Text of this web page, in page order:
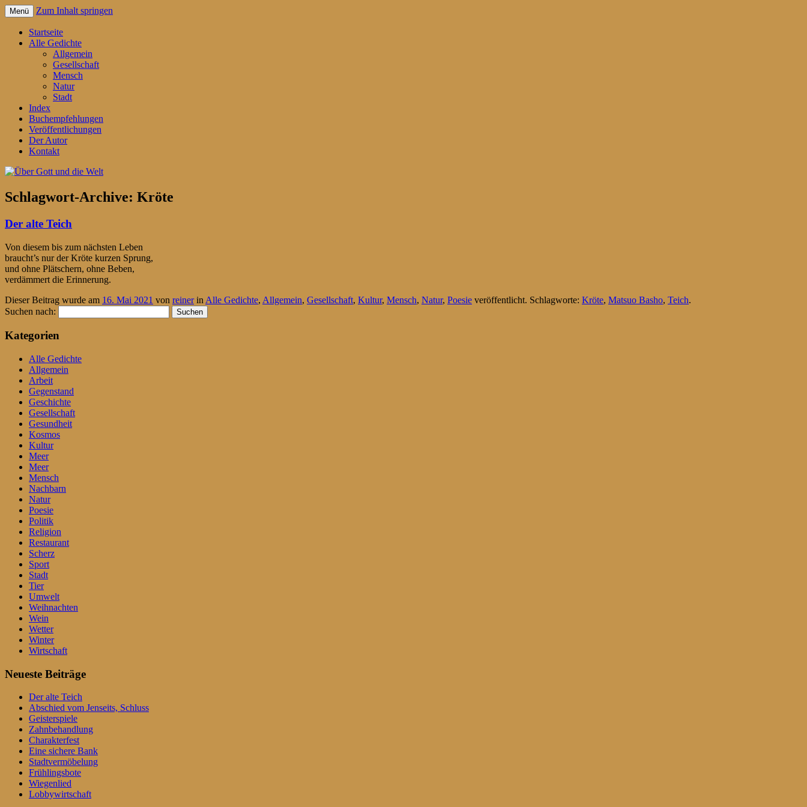
Über Gott und die Welt
Menü Zum Inhalt springen
Startseite
Alle Gedichte
Allgemein
Gesellschaft
Mensch
Natur
Stadt
Index
Buchempfehlungen
Veröffentlichungen
Der Autor
Kontakt
Schlagwort-Archive: Kröte
Der alte Teich
Von diesem bis zum nächsten Leben
braucht’s nur der Kröte kurzen Sprung,
und ohne Plätschern, ohne Beben,
verdämmert die Erinnerung.
Dieser Beitrag wurde am 16. Mai 2021 von reinerin Alle Gedichte, Allgemein, Gesellschaft, Kultur, Mensch, Natur, Poesie veröffentlicht. Schlagworte: Kröte, Matsuo Basho, Teich.
Suchen nach:
Kategorien
Alle Gedichte
Allgemein
Arbeit
Gegenstand
Geschichte
Gesellschaft
Gesundheit
Kosmos
Kultur
Meer
Meer
Mensch
Nachbarn
Natur
Poesie
Politik
Religion
Restaurant
Scherz
Sport
Stadt
Tier
Umwelt
Weihnachten
Wein
Wetter
Winter
Wirtschaft
Neueste Beiträge
Der alte Teich
Abschied vom Jenseits, Schluss
Geisterspiele
Zahnbehandlung
Charakterfest
Eine sichere Bank
Stadtvermöbelung
Frühlingsbote
Wiegenlied
Lobbywirtschaft